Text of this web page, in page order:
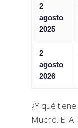
2
agosto
2025
2
agosto
2026
¿Y qué
Mucho. El